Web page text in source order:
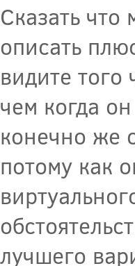
Сказать
описать
видите
чем когда
конечно же
потому как
лучшего